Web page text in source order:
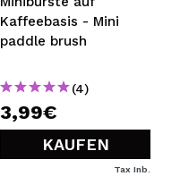
Kaffeebasis - Mini
paddle brush
(4)
3,99€
KAUFEN
Tax Inb.